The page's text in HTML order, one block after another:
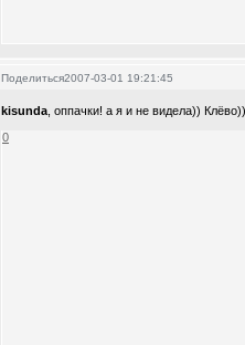
Поделиться2007-03-01 19:21:45
kisunda , оппачки! а я и не видела))
0